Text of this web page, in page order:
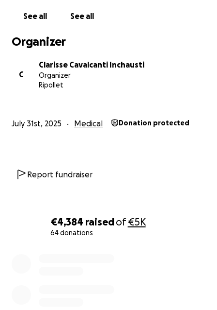
€4,384 raisedof€5K
64 donations
See all See all
Organizer
C
Clarisse Cavalcanti Inchausti
Organizer
Ripollet
July 31st, 2025 Medical Donation protected
Report fundraiser